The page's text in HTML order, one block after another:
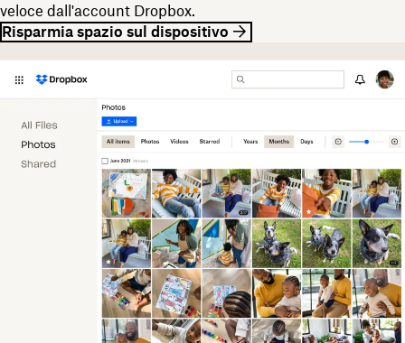
veloce dall'account Dropbox.
Risparmia spazio sul dispositivo